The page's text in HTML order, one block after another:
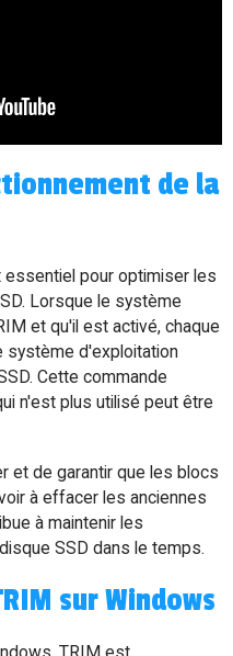
de la
essentiel pour optimiser les
Lorsque le système
et qu'il est activé, chaque
système d'exploitation
Cette commande
n'est plus utilisé peut être
et de garantir que les blocs
à effacer les anciennes
à maintenir les
SSD dans le temps.
sur Windows